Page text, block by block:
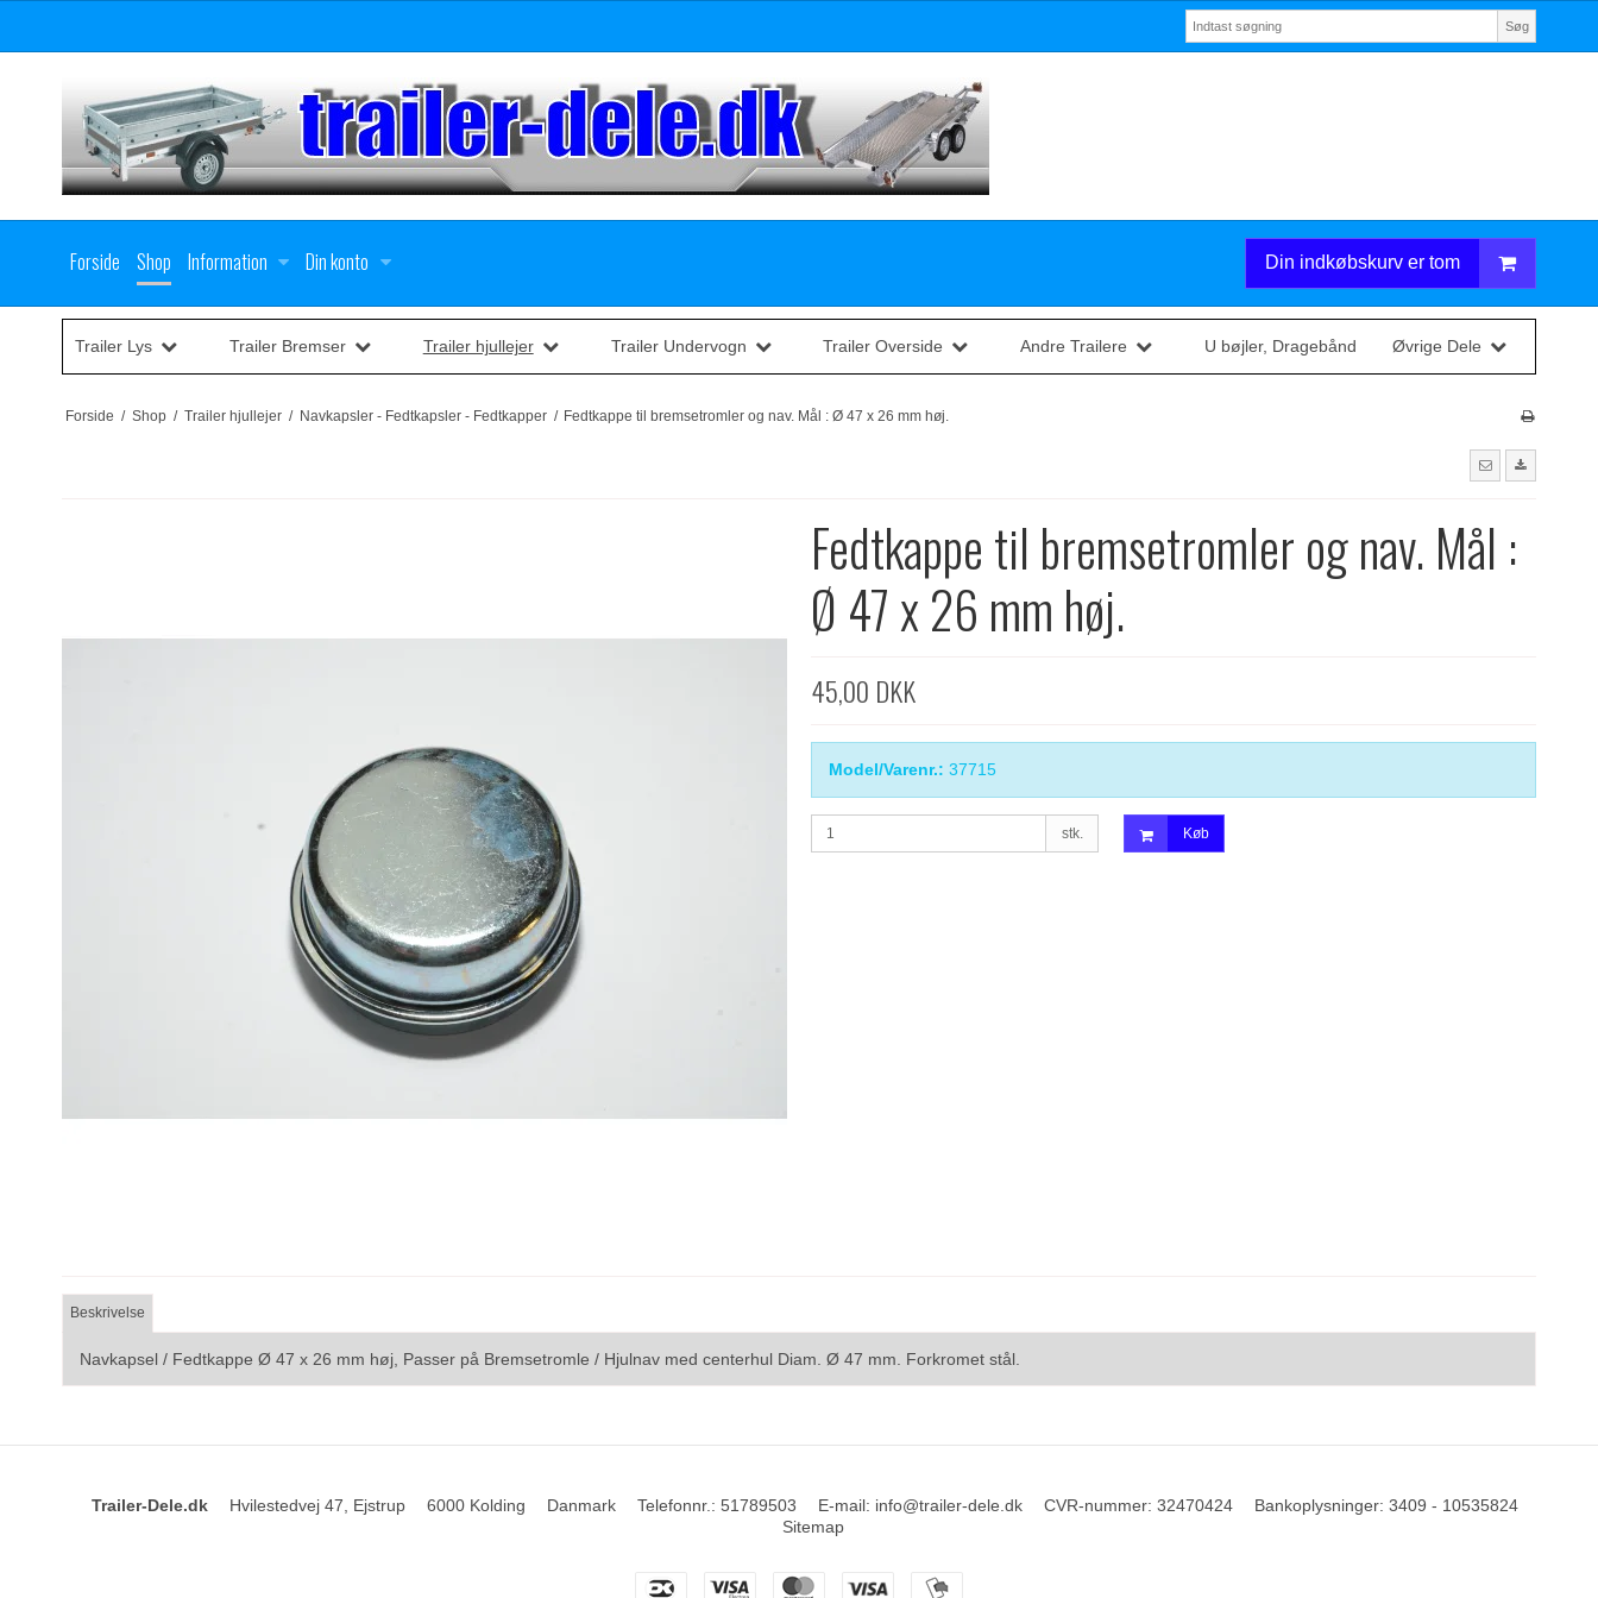
Søg
Forside Shop Information Din konto Din indkøbskurv er tom
Trailer Lys Trailer Bremser Trailer hjullejer Trailer Undervogn Trailer Overside Andre Trailere U bøjler, Dragebånd Øvrige Dele
Forside / Shop / Trailer hjullejer / Navkapsler - Fedtkapsler - Fedtkapper / Fedtkappe til bremsetromler og nav. Mål : Ø 47 x 26 mm høj.
Fedtkappe til bremsetromler og nav. Mål :
Ø 47 x 26 mm høj.
45,00 DKK
Model/Varenr.: 37715
stk. Køb
Beskrivelse
Navkapsel / Fedtkappe Ø 47 x 26 mm høj, Passer på Bremsetromle / Hjulnav med centerhul Diam. Ø 47 mm. Forkromet stål.
Trailer-Dele.dk Hvilestedvej 47, Ejstrup 6000 Kolding Danmark Telefonnr.: 51789503 E-mail: info@trailer-dele.dk CVR-nummer: 32470424 Bankoplysninger: 3409 - 10535824
Sitemap